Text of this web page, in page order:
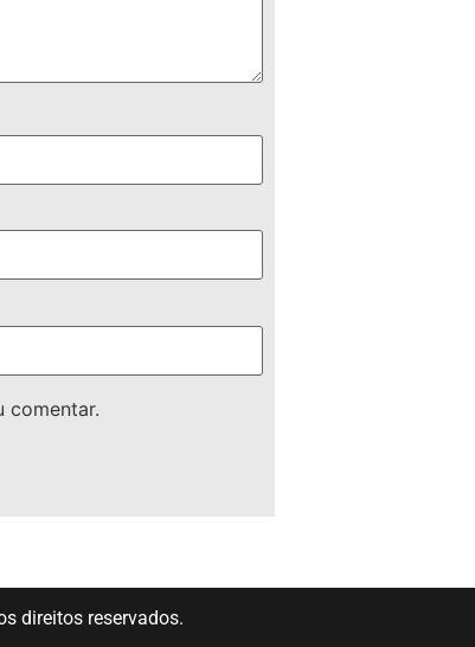
comentar.
direitos reservados.